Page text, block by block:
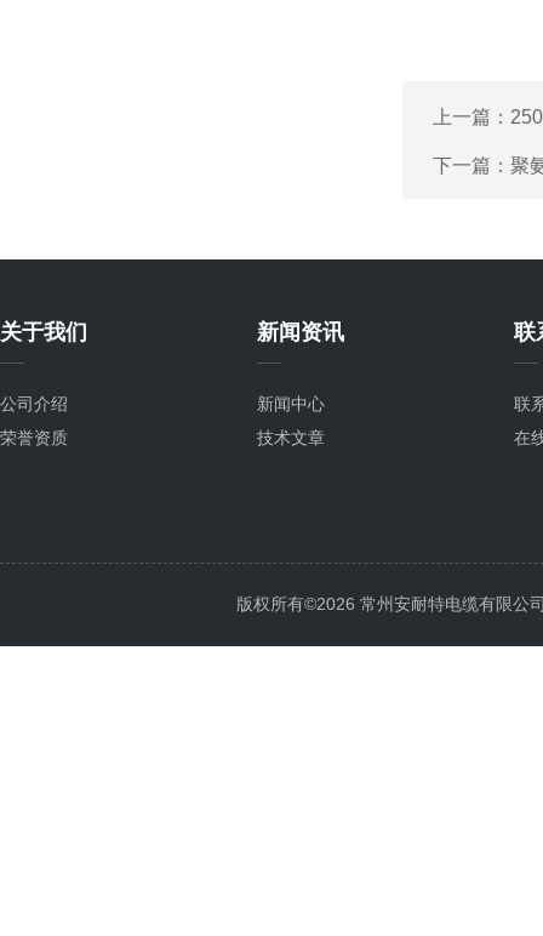
上一篇：
下一篇： 聚
关于我们
公司介绍
荣誉资质
新闻资讯
新闻中心
技术文章
联
联
在
版权所有©2026 常州安耐特电缆有限